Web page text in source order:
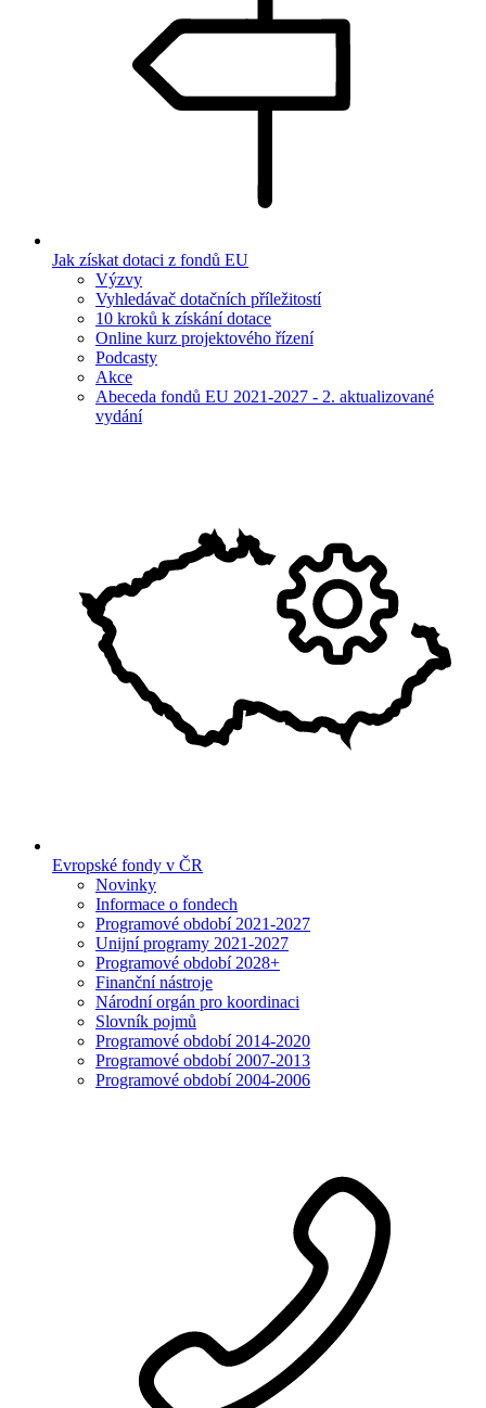
Jak získat dotaci z fondů EU
Výzvy
Vyhledávač dotačních příležitostí
10 kroků k získání dotace
Online kurz projektového řízení
Podcasty
Akce
Abeceda fondů EU 2021-2027 - 2. aktualizované
vydání
Evropské fondy v ČR
Novinky
Informace o fondech
Programové období 2021-2027
Unijní programy 2021-2027
Programové období 2028+
Finanční nástroje
Národní orgán pro koordinaci
Slovník pojmů
Programové období 2014-2020
Programové období 2007-2013
Programové období 2004-2006